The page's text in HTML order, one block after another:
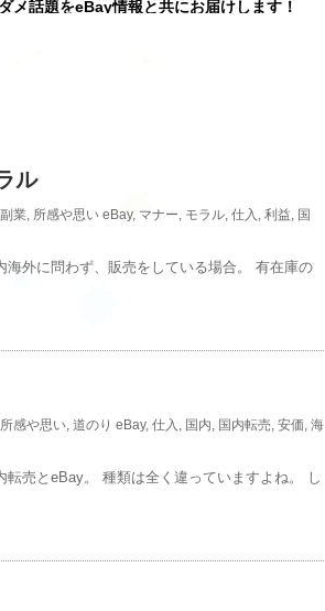
ル
副業, 所感や思い eBay, マナー, モラル, 仕入 , 利益, 国
海外に問わず、販売をしている場合。 有在庫の
所感や思い, 道のり eBay, 仕入 , 国内, 国内転売, 安価, 海
転売とeBay。 種類は全く違っていますよね。 し